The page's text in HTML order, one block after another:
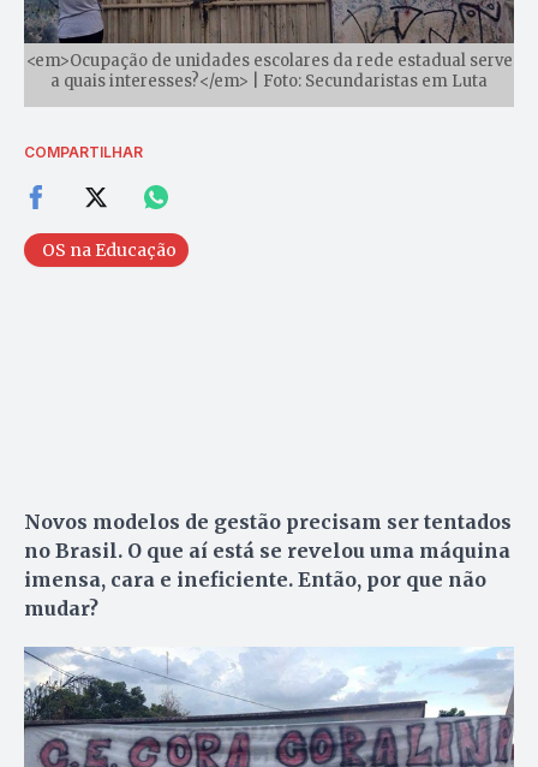
<em>Ocupação de unidades escolares da rede estadual serve
a quais interesses?</em> | Foto: Secundaristas em Luta
COMPARTILHAR
OS na Educação
Novos modelos de gestão precisam ser tentados
no Brasil. O que aí está se revelou uma máquina
imensa, cara e ineficiente. Então, por que não
mudar?